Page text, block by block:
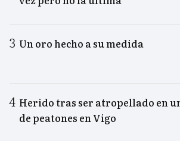
Un oro hecho a su medida
Herido tras ser atropellado en
de peatones en Vigo